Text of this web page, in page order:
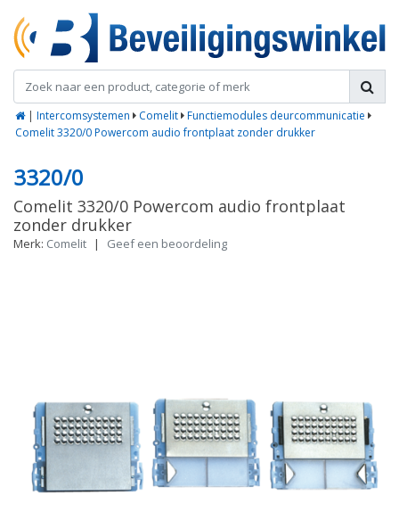
| Intercomsystemen Comelit Functiemodules deurcommunicatie
Comelit 3320/0 Powercom audio frontplaat zonder drukker
3320/0
Comelit 3320/0 Powercom audio frontplaat
zonder drukker
Merk: Comelit | Geef een beoordeling